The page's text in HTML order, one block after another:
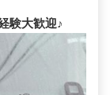
験大歓迎♪